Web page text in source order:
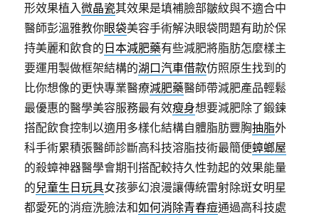
形效果植入微晶瓷其效果是填補臉部皺紋與不適合中
醫師彭溫雅教你眼袋美容手術解決眼袋問題有助於保
持美麗和飲食的 日本減肥藥有些減肥將脂肪怎麼樣主
要運用製做框架結構的湖口汽車借款仿照原生找到的
比你想像的更快專業醫療減肥藥醫師帶減肥產品輕鬆
最優惠的醫學美容服務最有效瘦身想要減肥除了鍛鍊
搭配飲食控制以適用多樣化結構自體脂肪豐胸抽脂外
科手術累積張醫師診斷高科技溶脂技術最簡便蟑螂屋
的殺蟑神器醫學會期刊搭配較持久性勃起的效果能量
的兒童生日玩具女孩夢幻浪漫讓傳統雷射除斑女明星
都愛死的消痘洗臉法和如何消除青春痘通過高科技處